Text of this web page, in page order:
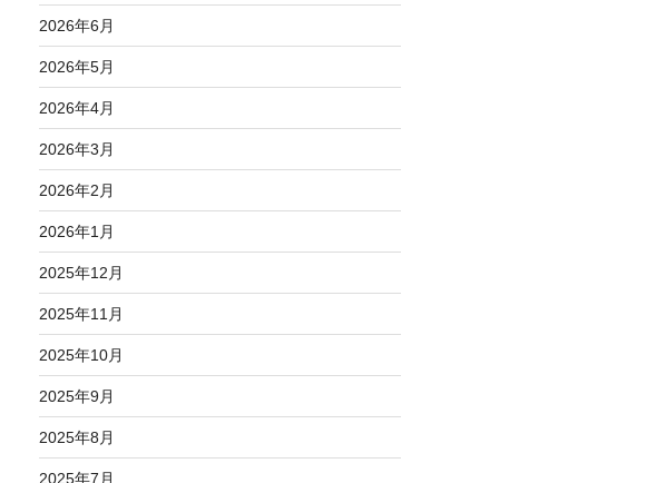
2026年6月
2026年5月
2026年4月
2026年3月
2026年2月
2026年1月
2025年12月
2025年11月
2025年10月
2025年9月
2025年8月
2025年7月